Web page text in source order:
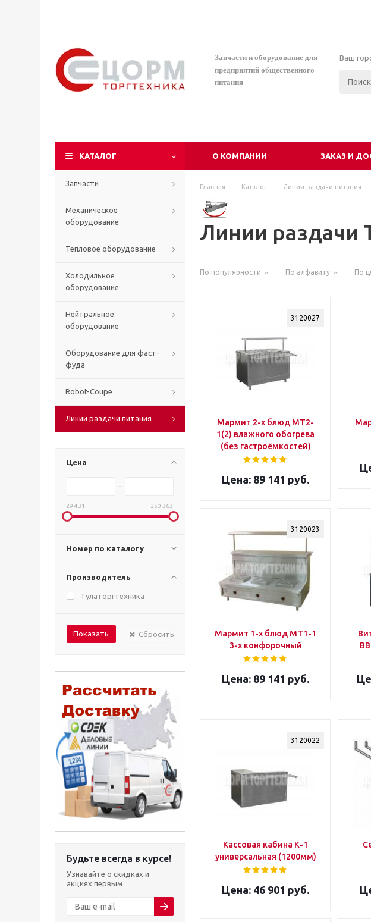
Запчасти и оборудование для
предприятий общественного
питания
Ваш
КАТАЛОГ О КОМПАНИИ ЗАКАЗ И
Запчасти
Механическое
оборудование
Тепловое оборудование
Холодильное
оборудование
Нейтральное
оборудование
Оборудование для фаст-
фуда
Robot-Coupe
Линии раздачи питания
Цена
29 431 250 363
Номер по каталогу
Производитель
Тулаторгтехника
Сбросить
Будьте всегда в курсе!
Узнавайте о скидках и
акциях первым
Главная - Каталог - Линии раздачи питания -
Линии раздачи
По популярности По алфавиту По
3120027
Мармит 2-х блюд МТ2-
1(2) влажного обогрева
(без гастроёмкостей)
89 141 руб.
3120023
Мармит 1-х блюд МТ1-1
3-х конфорочный
89 141 руб.
3120022
Кассовая кабина К-1
универсальная (1200мм)
46 901 руб.